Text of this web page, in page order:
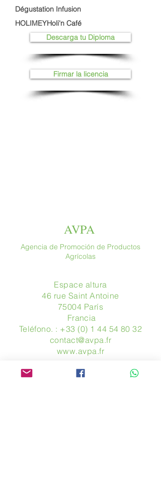
Dégustation Infusion
HOLIMEYHoli'n Café
Descarga tu Diploma
Firmar la licencia
AVPA
Agencia de Promoción de Productos
Agrícolas
Espace altura
46 rue Saint Antoine
75004 París
​ Francia
Teléfono. : +33 (0) 1 44 54 80 32
contact@avpa.fr
www.avpa.fr